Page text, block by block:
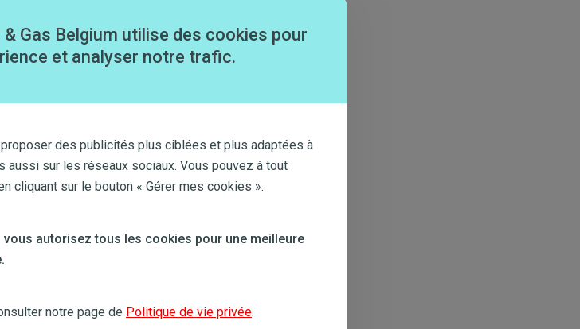
!
Gas Belgium utilise des cookies pour
et analyser notre trafic.
des publicités plus ciblées et plus adaptées à
sur les réseaux sociaux. Vous pouvez à tout
cliquant sur le bouton « Gérer mes cookies ».
vous autorisez tous les cookies pour une meilleure
notre page de Politique de vie privée.